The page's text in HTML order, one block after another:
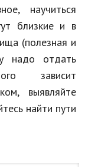
научиться
близкие и в
(полезная и
надо отдать
зависит
выявляйте
найти пути